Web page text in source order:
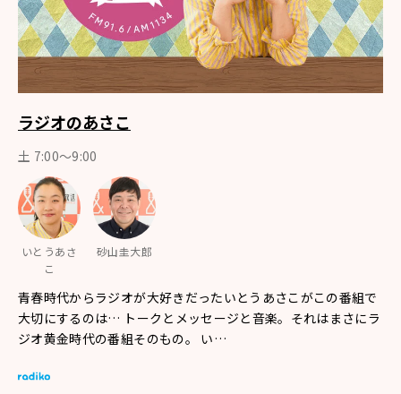
ラジオのあさこ
土 7:00～9:00
いとうあさ
こ
砂山圭大郎
青春時代からラジオが大好きだったいとうあさこがこの番組で
大切にするのは… トークとメッセージと音楽。それはまさにラ
ジオ黄金時代の番組そのもの。 い…